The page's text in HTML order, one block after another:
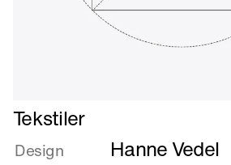
Læs
mere
om
Tekstiler
Design Hanne Vedel